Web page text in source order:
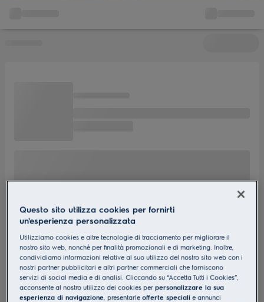
Questo sito utilizza cookies per fornirti
un'esperienza personalizzata
Utilizziamo cookies e altre tecnologie di tracciamento per migliorare il
nostro sito web, nonchè per finalità promozionali e di marketing. Inoltre,
condividiamo informazioni relative al suo utilizzo del nostro sito web con i
nostri partner pubblicitari e altri partner commerciali che forniscono
servizi di social media e di analisi. Cliccando su “Accetta Tutti i Cookies”,
acconsente al nostro utilizzo dei cookies perpersonalizzare la sua
esperienza di navigazione, presentarleofferte speciali e annunci